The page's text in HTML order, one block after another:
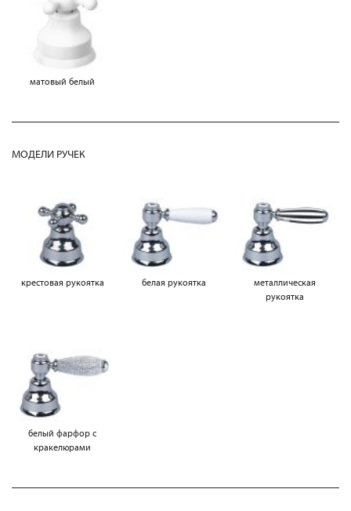
матовый белый
МОДЕЛИ РУЧЕК
крестовая рукоятка белая рукоятка
металлическая
рукоятка
белый фарфор с
кракелюрами